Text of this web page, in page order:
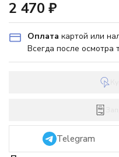
2 470 ₽
Оплата картой или
Всегда после осмотра
Telegram